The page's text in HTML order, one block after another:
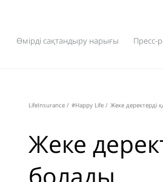
Өмірді сақтандыру нарығы Пресс-
LifeInsurance / #Happy Life / Жеке деректерді
Жеке
болады